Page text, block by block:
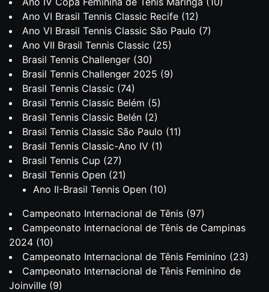
Ano VI Brasil Tennis Classic Recife (12)
Ano VI Brasil Tennis Classic São Paulo (7)
Ano VII Brasil Tennis Classic (25)
Brasil Tennis Challenger (30)
Brasil Tennis Challenger 2025 (9)
Brasil Tennis Classic (74)
Brasil Tennis Classic Belém (5)
Brasil Tennis Classic Belén (2)
Brasil Tennis Classic São Paulo (11)
Brasil Tennis Classic-Ano IV (1)
Brasil Tennis Cup (27)
Brasil Tennis Open (21)
Ano II-Brasil Tennis Open (10)
Campeonato Internacional de Tênis (97)
Campeonato Internacional de Tênis de Campinas
2024 (10)
Campeonato Internacional de Tênis Feminino (23)
Campeonato Internacional de Tênis Feminino de
Joinville (9)